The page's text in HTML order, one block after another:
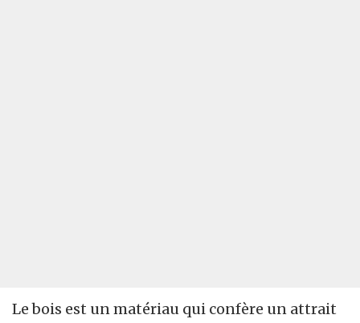
Le bois est un matériau qui confère un attrait